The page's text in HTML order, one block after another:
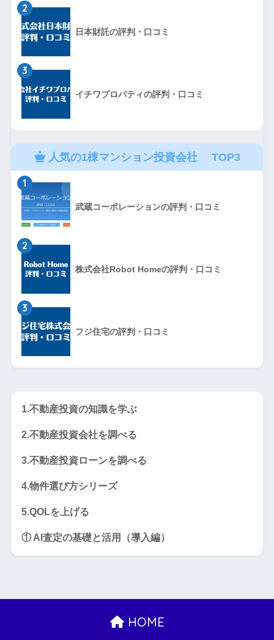
2
日本財託の評判・口コミ
3
イチワプロパティの評判・口コミ
人気の1棟マンション投資会社 TOP3
1
武蔵コーポレーションの評判・口コミ
2
株式会社Robot Homeの評判・口コミ
3
フジ住宅の評判・口コミ
1.不動産投資の知識を学ぶ
2.不動産投資会社を調べる
3.不動産投資ローンを調べる
4.物件選び方シリーズ
5.QOLを上げる
① AI査定の基礎と活用（導入編）
HOME